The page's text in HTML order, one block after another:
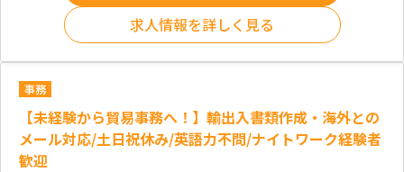
求人情報を詳しく見る
事務
【未経験から貿易事務へ！】輸出入書類作成・海外との
メール対応/土日祝休み/英語力不問/ナイトワーク経験者
歓迎